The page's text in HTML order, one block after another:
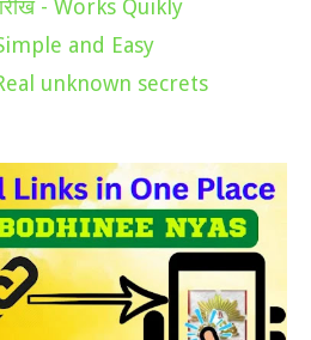
- Works Quikly
and Easy
unknown secrets